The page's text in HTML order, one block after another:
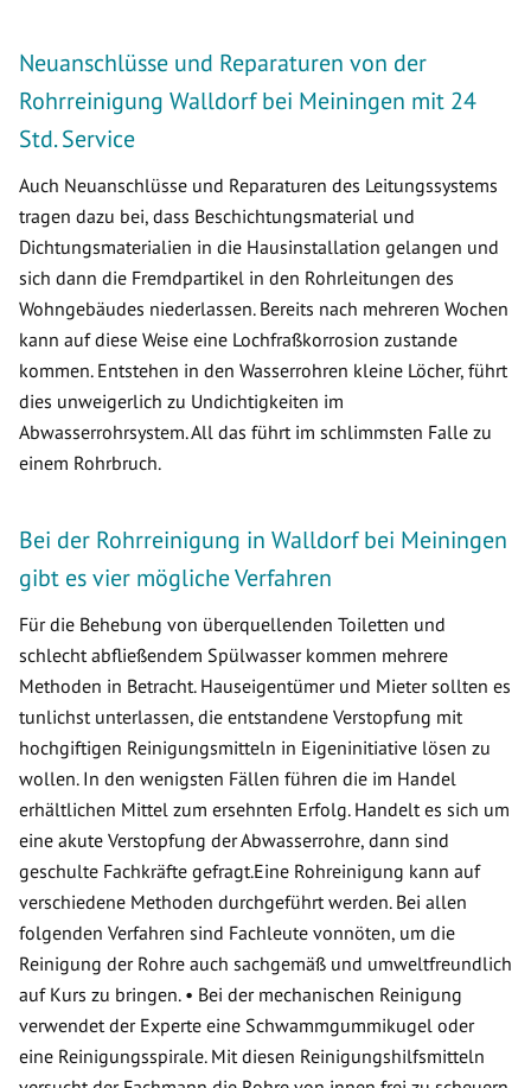
Neuanschlüsse und Reparaturen von der
Rohrreinigung Walldorf bei Meiningen mit 24
Std. Service
Auch Neuanschlüsse und Reparaturen des Leitungssystems
tragen dazu bei, dass Beschichtungsmaterial und
Dichtungsmaterialien in die Hausinstallation gelangen und
sich dann die Fremdpartikel in den Rohrleitungen des
Wohngebäudes niederlassen. Bereits nach mehreren Wochen
kann auf diese Weise eine Lochfraßkorrosion zustande
kommen. Entstehen in den Wasserrohren kleine Löcher, führt
dies unweigerlich zu Undichtigkeiten im
Abwasserrohrsystem. All das führt im schlimmsten Falle zu
einem Rohrbruch.
Bei der Rohrreinigung in Walldorf bei Meiningen
gibt es vier mögliche Verfahren
Für die Behebung von überquellenden Toiletten und
schlecht abfließendem Spülwasser kommen mehrere
Methoden in Betracht. Hauseigentümer und Mieter sollten es
tunlichst unterlassen, die entstandene Verstopfung mit
hochgiftigen Reinigungsmitteln in Eigeninitiative lösen zu
wollen. In den wenigsten Fällen führen die im Handel
erhältlichen Mittel zum ersehnten Erfolg. Handelt es sich um
eine akute Verstopfung der Abwasserrohre, dann sind
geschulte Fachkräfte gefragt.Eine Rohreinigung kann auf
verschiedene Methoden durchgeführt werden. Bei allen
folgenden Verfahren sind Fachleute vonnöten, um die
Reinigung der Rohre auch sachgemäß und umweltfreundlich
auf Kurs zu bringen. • Bei der mechanischen Reinigung
verwendet der Experte eine Schwammgummikugel oder
eine Reinigungsspirale. Mit diesen Reinigungshilfsmitteln